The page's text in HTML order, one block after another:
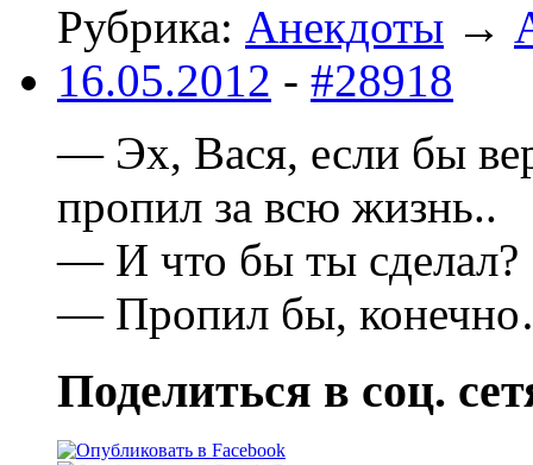
Рубрика: Анекдоты →
16.05.2012 - #28918
— Эх, Вася, если бы
пропил за всю жизнь..
— И что бы ты сделал?
— Пропил бы,
Поделиться в соц.